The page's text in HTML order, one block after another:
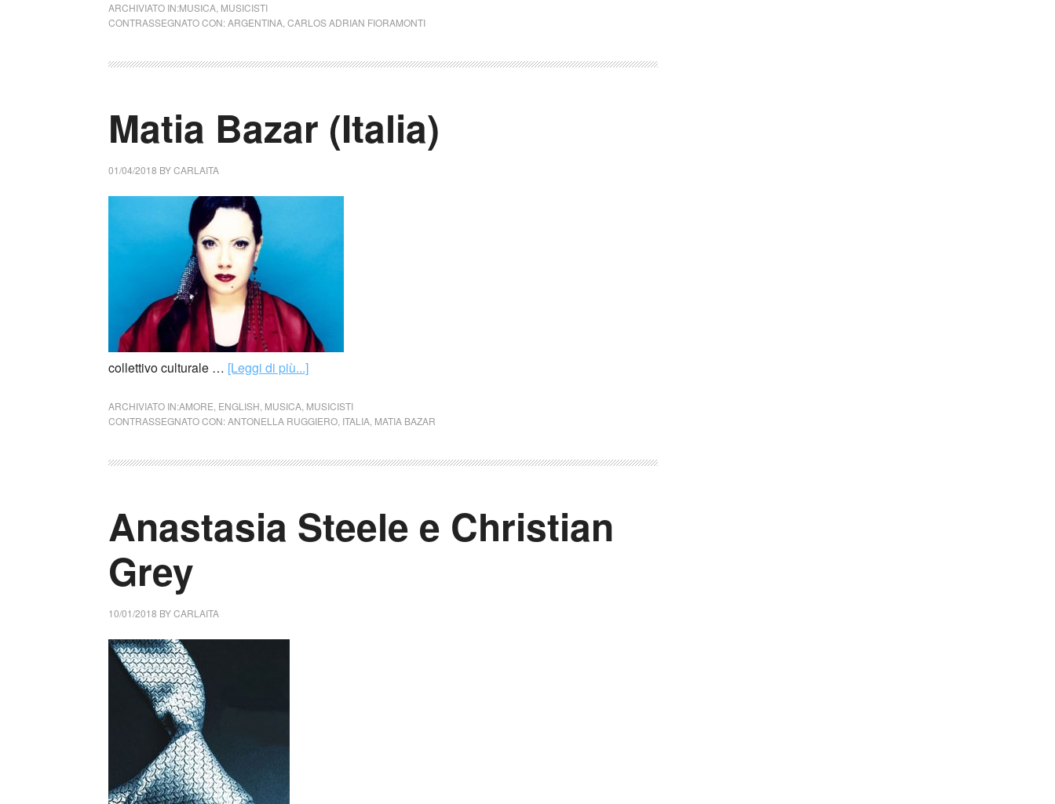
ARCHIVIATO IN:MUSICA MUSICISTI
CONTRASSEGNATO CON:ARGENTINA CARLOS ADRIAN FIORAMONTI
Matia Bazar (Italia)
01/04/2018 BYCARLAITA
collettivo culturale … [Leggi di più...]
ARCHIVIATO IN:AMORE ENGLISH MUSICA MUSICISTI
CONTRASSEGNATO CON:ANTONELLA RUGGIERO ITALIA MATIA BAZAR
Anastasia Steele e Christian
Grey
10/01/2018 BYCARLAITA